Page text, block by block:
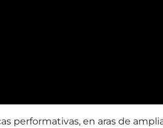
performativas, en aras de